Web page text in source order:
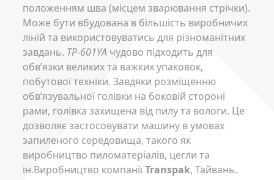
положенням шва (місцем зварювання стрічки).
Може бути вбудована в більшість виробничих
ліній та використовуватись для різноманітних
завдань. TP-601YA чудово підходить для
обв’язки великих та важких упаковок,
побутової техніки. Завдяки розміщенню
обв’язувальної голівки на боковій стороні
рами, голівка захищена від пилу та вологи. Це
дозволяє застосовувати машину в умовах
запиленого середовища, такого як
виробництво пиломатеріалів, цегли та
ін.Виробництво компаніїTranspak, Тайвань.